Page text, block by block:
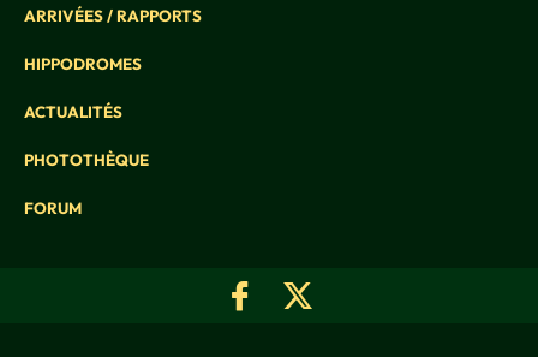
ARRIVÉES / RAPPORTS
HIPPODROMES
ACTUALITÉS
PHOTOTHÈQUE
FORUM